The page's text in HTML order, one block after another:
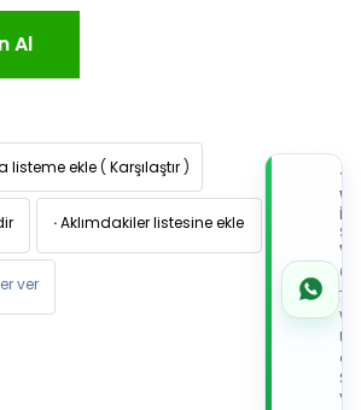
Al
listeme ekle ( Karşılaştır )
·Aklımdakiler listesine ekle
ver
İLE
de